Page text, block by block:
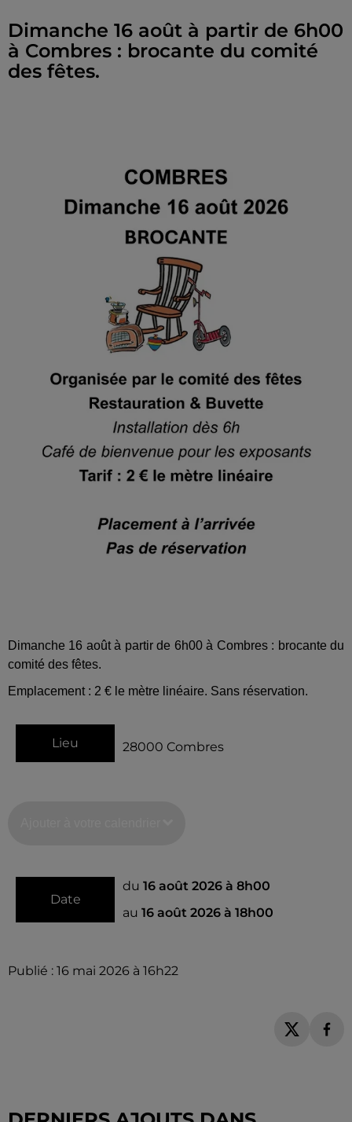
Dimanche 16 août à partir de 6h00
à Combres : brocante du comité
des fêtes.
Dimanche 16 août à partir de 6h00 à Combres : brocante du
comité des fêtes.
Emplacement : 2 € le mètre linéaire. Sans réservation.
Lieu 28000 Combres
Date
du 16 août 2026 à 8h00
au 16 août 2026 à 18h00
Publié : 16 mai 2026 à 16h22